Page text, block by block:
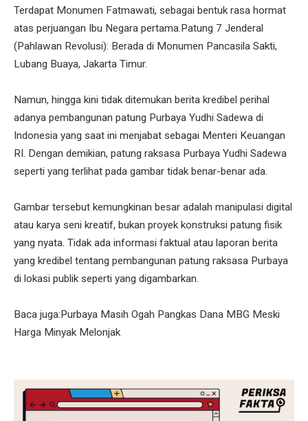
Terdapat Monumen Fatmawati, sebagai bentuk rasa hormat
atas perjuangan Ibu Negara pertama.Patung 7 Jenderal
(Pahlawan Revolusi): Berada di Monumen Pancasila Sakti,
Lubang Buaya, Jakarta Timur.
Namun, hingga kini tidak ditemukan berita kredibel perihal
adanya pembangunan patung Purbaya Yudhi Sadewa di
Indonesia yang saat ini menjabat sebagai Menteri Keuangan
RI. Dengan demikian, patung raksasa Purbaya Yudhi Sadewa
seperti yang terlihat pada gambar tidak benar-benar ada.
Gambar tersebut kemungkinan besar adalah manipulasi digital
atau karya seni kreatif, bukan proyek konstruksi patung fisik
yang nyata. Tidak ada informasi faktual atau laporan berita
yang kredibel tentang pembangunan patung raksasa Purbaya
di lokasi publik seperti yang digambarkan.
Baca juga:Purbaya Masih Ogah Pangkas Dana MBG Meski
Harga Minyak Melonjak